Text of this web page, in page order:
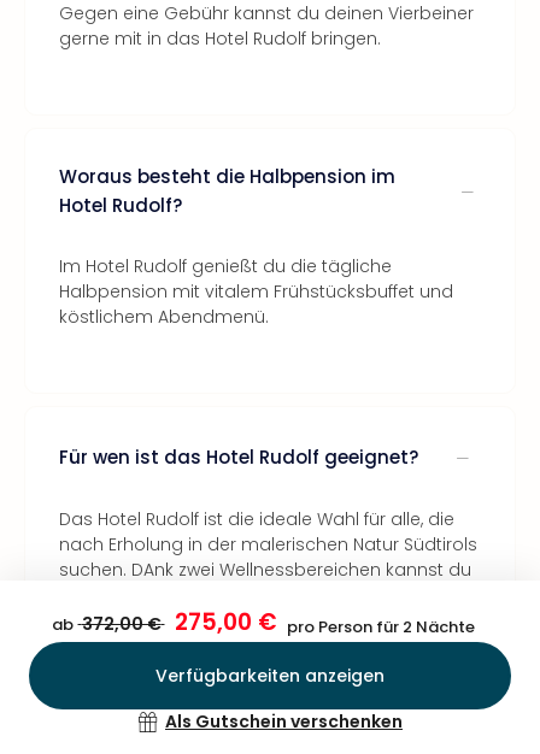
Bestätigen
Gegen eine Gebühr kannst du deinen Vierbeiner
gerne mit in das Hotel Rudolf bringen.
Woraus besteht die Halbpension im
Hotel Rudolf?
Im Hotel Rudolf genießt du die tägliche
Halbpension mit vitalem Frühstücksbuffet und
köstlichem Abendmenü.
Für wen ist das Hotel Rudolf geeignet?
Das Hotel Rudolf ist die ideale Wahl für alle, die
nach Erholung in der malerischen Natur Südtirols
suchen. DAnk zwei Wellnessbereichen kannst du
entspannt im Adults only Bereich genießen.
ab 372,00 € 275,00 € pro Person für 2 Nächte
Verfügbarkeiten anzeigen
Als Gutschein verschenken